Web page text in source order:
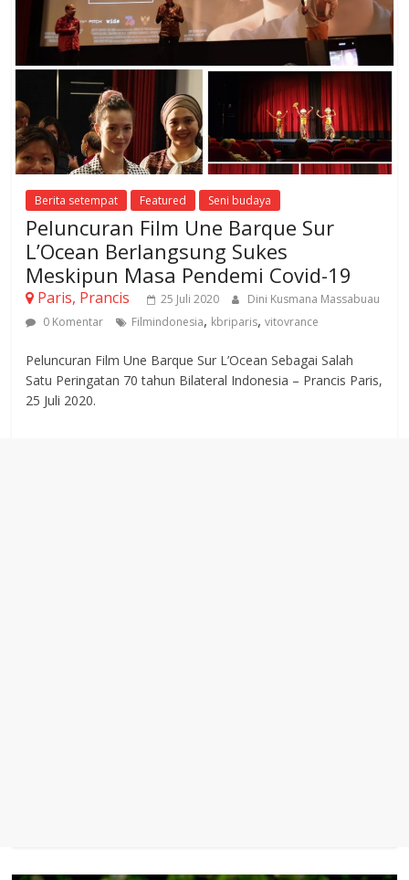
Berita setempat Featured Seni budaya
Peluncuran Film Une Barque Sur
L’Ocean Berlangsung Sukes
Meskipun Masa Pendemi Covid-19
Paris, Prancis 25 Juli 2020
Dini Kusmana Massabuau
0 Komentar
Filmindonesia, kbriparis,vitovrance
Peluncuran Film Une Barque Sur L’Ocean Sebagai Salah
Satu Peringatan 70 tahun Bilateral Indonesia – Prancis Paris,
25 Juli 2020.